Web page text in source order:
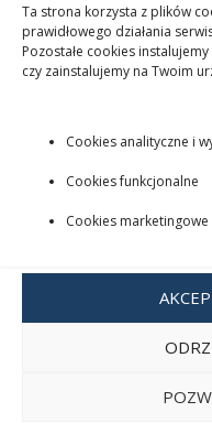
Ta strona korzysta z plików
prawidłowego działania
Pozostałe cookies
czy zainstalujemy na Twoim
Cookies analityczne i
Cookies funkcjonalne
Cookies marketingowe